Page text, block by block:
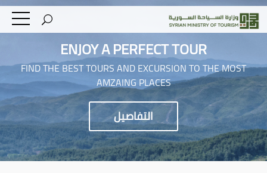
ENJOY A PERFECT TOUR
FIND THE BEST TOURS AND EXCURSION TO THE MOST
AMZAING PLACES
التفاصيل